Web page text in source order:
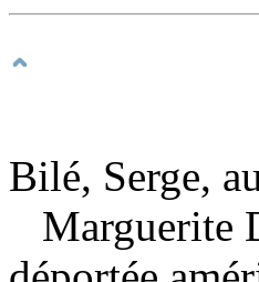
Bilé, Serge,
Marguerite